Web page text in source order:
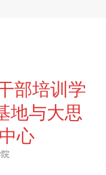
部培训学
地与大思
心